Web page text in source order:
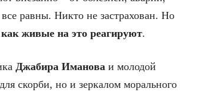
равны. Никто не застрахован. Но
как живые на это реагируют.
Джабира Иманова и молодой
скорби, но и зеркалом морального